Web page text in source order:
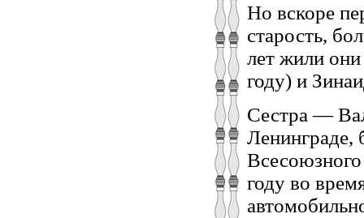
Но вскоре
старость,
лет жили
году) и
Сестра —
Ленинграде,
Всесоюзного
году во